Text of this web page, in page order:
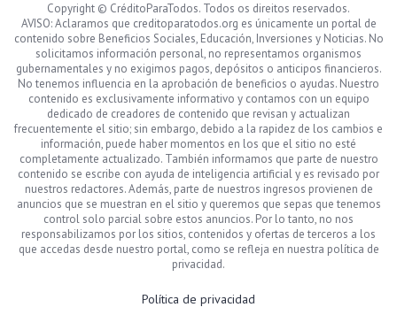
Copyright © CréditoParaTodos. Todos os direitos reservados.
AVISO: Aclaramos que creditoparatodos.org es únicamente un portal de
contenido sobre Beneficios Sociales, Educación, Inversiones y Noticias. No
solicitamos información personal, no representamos organismos
gubernamentales y no exigimos pagos, depósitos o anticipos financieros.
No tenemos influencia en la aprobación de beneficios o ayudas. Nuestro
contenido es exclusivamente informativo y contamos con un equipo
dedicado de creadores de contenido que revisan y actualizan
frecuentemente el sitio; sin embargo, debido a la rapidez de los cambios e
información, puede haber momentos en los que el sitio no esté
completamente actualizado. También informamos que parte de nuestro
contenido se escribe con ayuda de inteligencia artificial y es revisado por
nuestros redactores. Además, parte de nuestros ingresos provienen de
anuncios que se muestran en el sitio y queremos que sepas que tenemos
control solo parcial sobre estos anuncios. Por lo tanto, no nos
responsabilizamos por los sitios, contenidos y ofertas de terceros a los
que accedas desde nuestro portal, como se refleja en nuestra política de
privacidad.
Política de privacidad